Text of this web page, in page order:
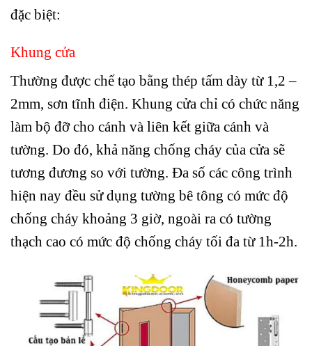
đặc biệt:
Khung cửa
Thường được chế tạo bằng thép tấm dày từ 1,2 –
2mm, sơn tĩnh điện. Khung cửa chỉ có chức năng
làm bộ đỡ cho cánh và liên kết giữa cánh và
tường. Do đó, khả năng chống cháy của cửa sẽ
tương đương so với tường. Đa số các công trình
hiện nay đều sử dụng tường bê tông có mức độ
chống cháy khoảng 3 giờ, ngoài ra có tường
thạch cao có mức độ chống cháy tối đa từ 1h-2h.